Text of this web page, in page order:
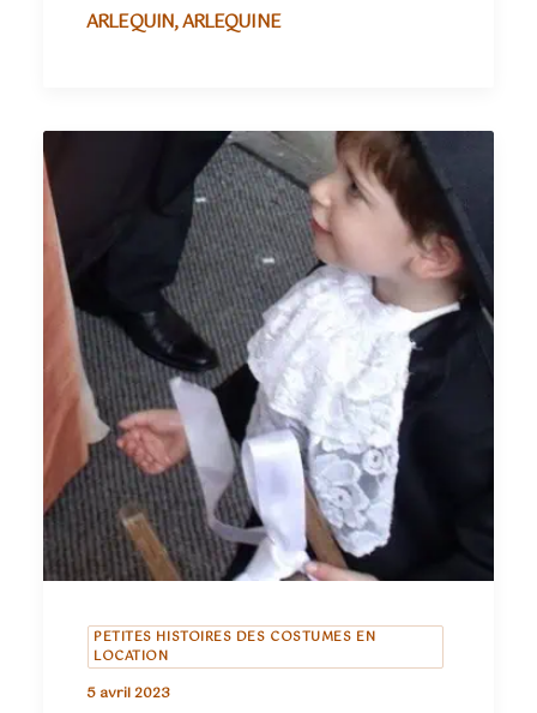
ARLEQUIN, ARLEQUINE
PETITES HISTOIRES DES COSTUMES EN
LOCATION
5 avril 2023